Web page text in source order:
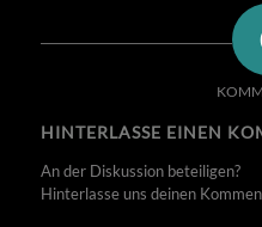
HINTERLASSE EINEN
An der Diskussion beteiligen?
Hinterlasse uns deinen